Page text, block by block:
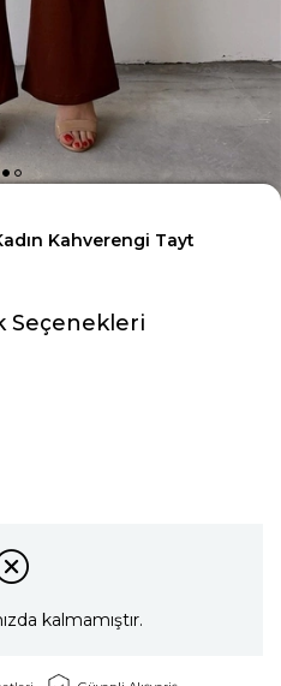
Kahverengi Tayt
Seçenekleri
kalmamıştır.